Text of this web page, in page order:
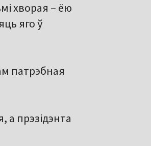
хворая – ёю
яго ў
патрэбная
а прэзідэнта